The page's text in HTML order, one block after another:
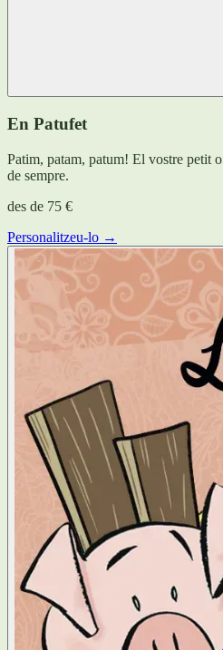
En Patufet
Patim, patam, patum! El vostre petit
de sempre.
des de 75 €
Personalitzeu-lo →